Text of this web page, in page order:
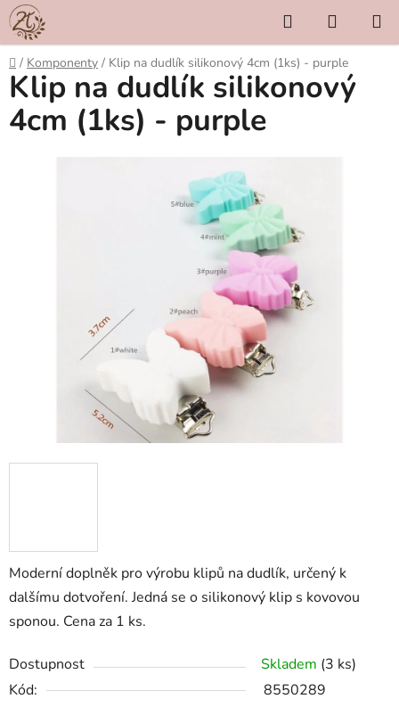
Přejít
na
obsah
Hledat
KOŠÍK
Domů
/ Komponenty / Klip na dudlík silikonový 4cm (1ks) - purple
Moderní doplněk pro výrobu klipů na dudlík, určený k
dalšímu dotvoření. Jedná se o silikonový klip s kovovou
sponou. Cena za 1 ks.
Dostupnost Skladem (3 ks)
Kód:
8550289
Klip na dudlík silikonový
4cm (1ks) - purple